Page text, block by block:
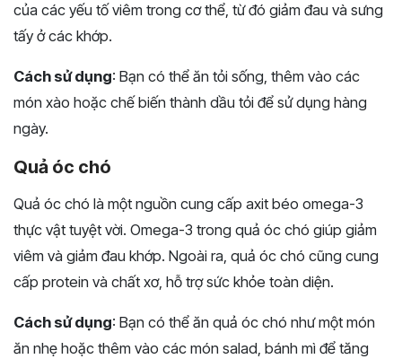
của các yếu tố viêm trong cơ thể, từ đó giảm đau và sưng
tấy ở các khớp.
Cách sử dụng: Bạn có thể ăn tỏi sống, thêm vào các
món xào hoặc chế biến thành dầu tỏi để sử dụng hàng
ngày.
Quả óc chó
Quả óc chó là một nguồn cung cấp axit béo omega-3
thực vật tuyệt vời. Omega-3 trong quả óc chó giúp giảm
viêm và giảm đau khớp. Ngoài ra, quả óc chó cũng cung
cấp protein và chất xơ, hỗ trợ sức khỏe toàn diện.
Cách sử dụng: Bạn có thể ăn quả óc chó như một món
ăn nhẹ hoặc thêm vào các món salad, bánh mì để tăng